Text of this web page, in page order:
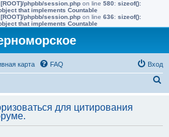
[ROOT]/phpbb/session.php on line 580: sizeof():
that implements Countable
[ROOT]/phpbb/session.php on line 636: sizeof():
that implements Countable
карта FAQ Вход
с
для цитирования